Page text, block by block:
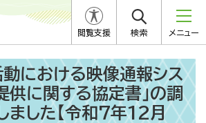
閲覧支援 検索 メニュー
動における映像通報シス
供に関する協定書」の調
ました【令和7年12月